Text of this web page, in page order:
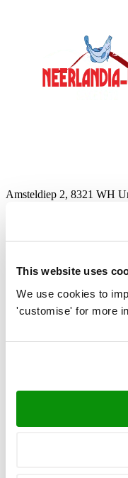
This website uses
We use cookies to
'customise' for more
Amsteldiep 2, 8321 WH
info@neerlandia.com
KvK: 39025312